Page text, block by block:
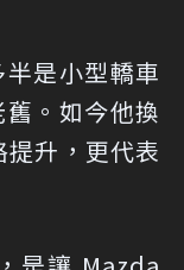
是小型轎車
。如今他換
提升，更代表